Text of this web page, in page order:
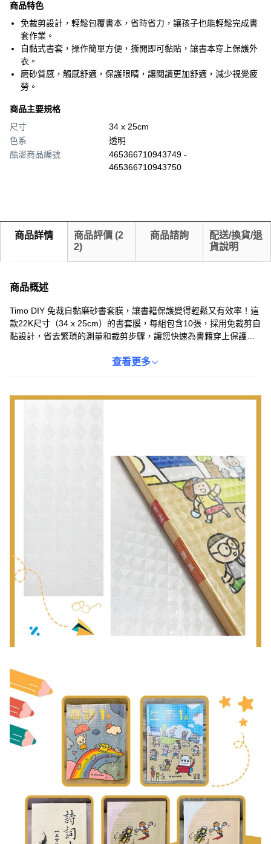
商品特色
免裁剪設計，輕鬆包覆書本，省時省力，讓孩子也能輕鬆完成書
套作業。
自黏式書套，操作簡單方便，撕開即可黏貼，讓書本穿上保護外
衣。
磨砂質感，觸感舒適，保護眼睛，讓閱讀更加舒適，減少視覺疲
勞。
商品主要規格
尺寸
34 x 25cm
色系
透明
酷澎商品編號
465366710943749 -
465366710943750
商品詳情 商品評價 (2
2)
商品諮詢
配送/換貨/退
貨說明
商品概述
Timo DIY 免裁自黏磨砂書套膜，讓書籍保護變得輕鬆又有效率！這
款22K尺寸（34 x 25cm）的書套膜，每組包含10張，採用免裁剪自
黏設計，省去繁瑣的測量和裁剪步驟，讓您快速為書籍穿上保護外
磨，延長書籍的使用壽命。操作簡單，不易產生氣泡，讓您的書籍
查看更多